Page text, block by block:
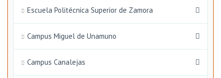
Escuela Politécnica Superior de Zamora
Campus Miguel de Unamuno
Campus Canalejas